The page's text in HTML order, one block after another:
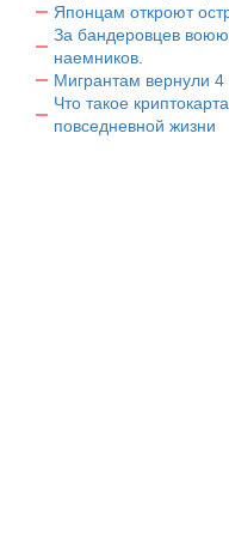
Японцам откроют
За бандеровцев
наемников.
Мигрантам вернули
Что такое
повседневной жизни